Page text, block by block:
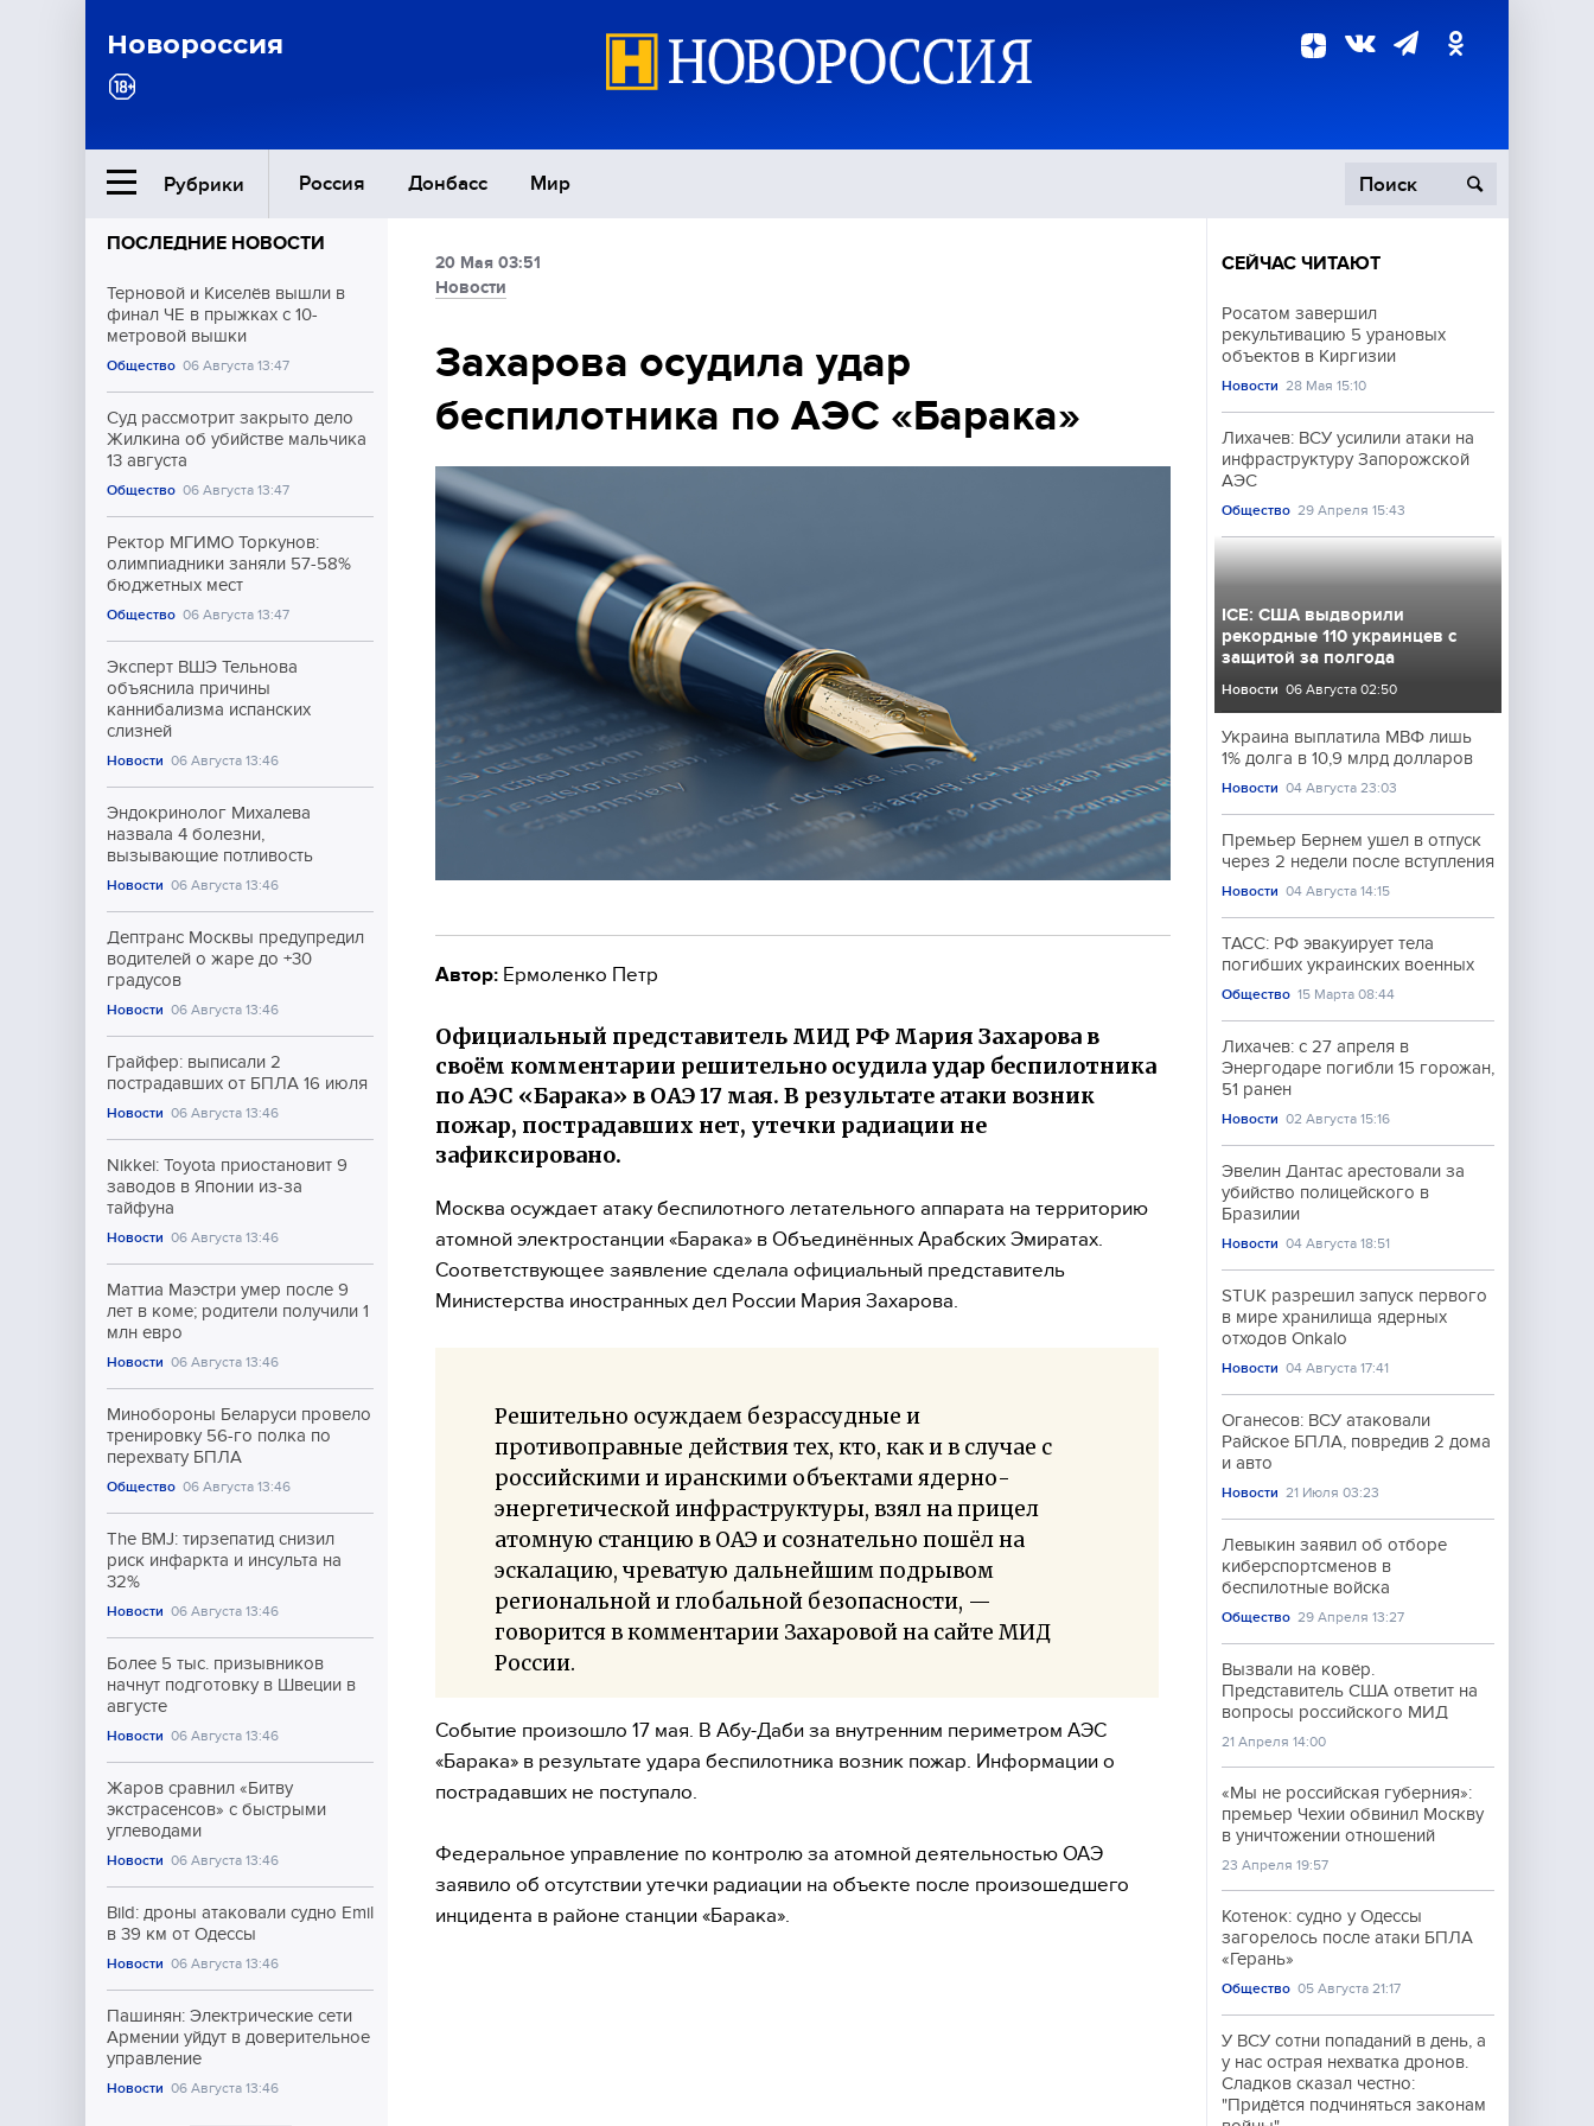
Новороссия
Рубрики Россия Донбасс Мир
Ближний Восток
Общество
Экономика
Происшествия
Культура
Спорт
ПОСЛЕДНИЕ НОВОСТИ
Терновой и Киселёв вышли в
финал ЧЕ в прыжках с 10-
метровой вышки
Общество 06 Августа 13:47
Суд рассмотрит закрыто дело
Жилкина об убийстве мальчика
13 августа
Общество 06 Августа 13:47
Ректор МГИМО Торкунов:
олимпиадники заняли 57-58%
бюджетных мест
Общество 06 Августа 13:47
Эксперт ВШЭ Тельнова
объяснила причины
каннибализма испанских
слизней
Новости 06 Августа 13:46
Эндокринолог Михалева
назвала 4 болезни,
вызывающие потливость
Новости 06 Августа 13:46
Дептранс Москвы предупредил
водителей о жаре до +30
градусов
Новости 06 Августа 13:46
Грайфер: выписали 2
пострадавших от БПЛА 16 июля
Новости 06 Августа 13:46
Nikkei: Toyota приостановит 9
заводов в Японии из-за
тайфуна
Новости 06 Августа 13:46
Маттиа Маэстри умер после 9
лет в коме; родители получили 1
млн евро
Новости 06 Августа 13:46
Минобороны Беларуси провело
тренировку 56-го полка по
перехвату БПЛА
Общество 06 Августа 13:46
The BMJ: тирзепатид снизил
риск инфаркта и инсульта на
32%
Новости 06 Августа 13:46
Более 5 тыс. призывников
начнут подготовку в Швеции в
августе
Новости 06 Августа 13:46
Жаров сравнил «Битву
экстрасенсов» с быстрыми
углеводами
Новости 06 Августа 13:46
Bild: дроны атаковали судно Emil
в 39 км от Одессы
Новости 06 Августа 13:46
Пашинян: Электрические сети
Армении уйдут в доверительное
управление
Новости 06 Августа 13:46
20 Мая 03:51
Новости
Захарова осудила удар
беспилотника по АЭС «Барака»
Автор: Ермоленко Петр
Официальный представитель МИД РФ Мария Захарова в
своём комментарии решительно осудила удар беспилотника
по АЭС «Барака» в ОАЭ 17 мая. В результате атаки возник
пожар, пострадавших нет, утечки радиации не
зафиксировано.
Москва осуждает атаку беспилотного летательного аппарата на территорию
атомной электростанции «Барака» в Объединённых Арабских Эмиратах.
Соответствующее заявление сделала официальный представитель
Министерства иностранных дел России Мария Захарова.
Решительно осуждаем безрассудные и
противоправные действия тех, кто, как и в случае с
российскими и иранскими объектами ядерно-
энергетической инфраструктуры, взял на прицел
атомную станцию в ОАЭ и сознательно пошёл на
эскалацию, чреватую дальнейшим подрывом
региональной и глобальной безопасности, —
говорится в комментарии Захаровой на сайте МИД
России.
Событие произошло 17 мая. В Абу-Даби за внутренним периметром АЭС
«Барака» в результате удара беспилотника возник пожар. Информации о
пострадавших не поступало.
Федеральное управление по контролю за атомной деятельностью ОАЭ
заявило об отсутствии утечки радиации на объекте после произошедшего
инцидента в районе станции «Барака».
СЕЙЧАС ЧИТАЮТ
Росатом завершил
рекультивацию 5 урановых
объектов в Киргизии
Новости 28 Мая 15:10
Лихачев: ВСУ усилили атаки на
инфраструктуру Запорожской
АЭС
Общество 29 Апреля 15:43
ICE: США выдворили
рекордные 110 украинцев с
защитой за полгода
Новости 06 Августа 02:50
Украина выплатила МВФ лишь
1% долга в 10,9 млрд долларов
Новости 04 Августа 23:03
Премьер Бернем ушел в отпуск
через 2 недели после вступления
Новости 04 Августа 14:15
ТАСС: РФ эвакуирует тела
погибших украинских военных
Общество 15 Марта 08:44
Лихачев: с 27 апреля в
Энергодаре погибли 15 горожан,
51 ранен
Новости 02 Августа 15:16
Эвелин Дантас арестовали за
убийство полицейского в
Бразилии
Новости 04 Августа 18:51
STUK разрешил запуск первого
в мире хранилища ядерных
отходов Onkalo
Новости 04 Августа 17:41
Оганесов: ВСУ атаковали
Райское БПЛА, повредив 2 дома
и авто
Новости 21 Июля 03:23
Левыкин заявил об отборе
киберспортсменов в
беспилотные войска
Общество 29 Апреля 13:27
Вызвали на ковёр.
Представитель США ответит на
вопросы российского МИД
21 Апреля 14:00
«Мы не российская губерния»:
премьер Чехии обвинил Москву
в уничтожении отношений
23 Апреля 19:57
Котенок: судно у Одессы
загорелось после атаки БПЛА
«Герань»
Общество 05 Августа 21:17
У ВСУ сотни попаданий в день, а
у нас острая нехватка дронов.
Сладков сказал честно:
"Придётся подчиняться законам